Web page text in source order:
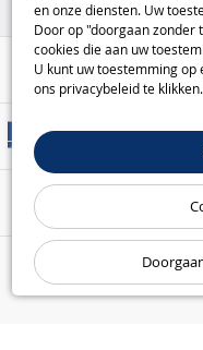
en onze diensten. Uw
Door op "doorgaan zonder
cookies die aan uw
U kunt uw toestemming
ons privacybeleid te
Hulp / Contact
Veilige
Onze